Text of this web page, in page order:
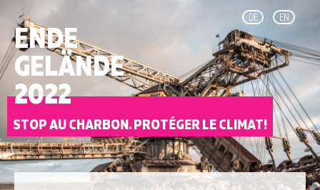
DE EN
ENDE
GELÄNDE
2022
STOP AU CHARBON. PROTÉGER LE CLIMAT!